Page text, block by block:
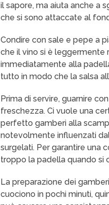
il sapore, ma aiuta anche a
che si sono attaccate al
Condire con sale e pepe a
che il vino si è leggermente
immediatamente alla
tutto in modo che la salsa
Prima di servire, guarnire
freschezza. Ci vuole una
perfetto gamberi alla
notevolmente influenzati
surgelati. Per garantire una
troppo la padella quando si
La preparazione dei
cuociono in pochi minuti,